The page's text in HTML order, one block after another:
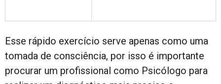
Esse rápido exercício serve apenas como uma
tomada de consciência, por isso é importante
procurar um profissional como Psicólogo para